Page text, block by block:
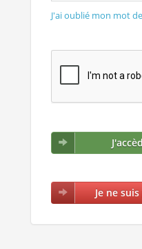
J'ai oublié mon mot
Je ne